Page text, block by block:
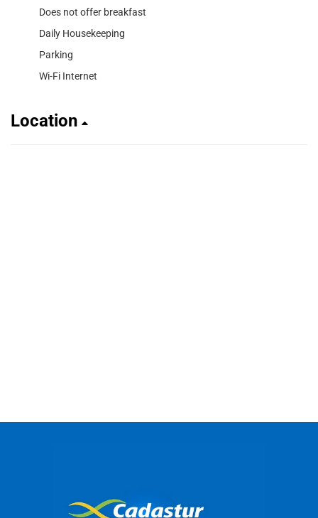
Does not offer breakfast
Daily Housekeeping
Parking
Wi-Fi Internet
Location